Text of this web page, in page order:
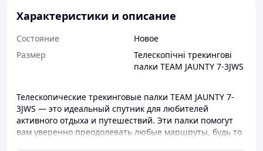
Характеристики и описание
Состояние
Новое
Размер
Телескопічні трекингові
палки TEAM JAUNTY 7-3JWS
Телескопические трекинговые палки TEAM JAUNTY 7-
3JWS — это идеальный спутник для любителей
активного отдыха и путешествий. Эти палки помогут
вам уверенно преодолевать любые маршруты, будь то